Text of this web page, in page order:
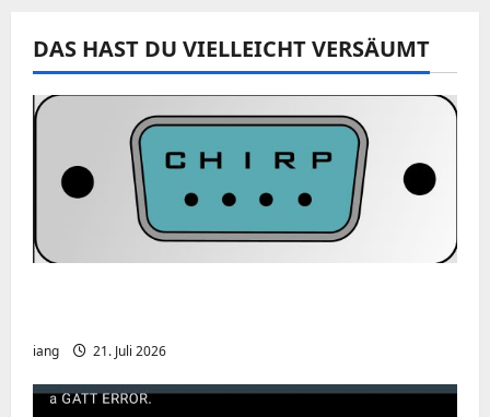
DAS HAST DU VIELLEICHT VERSÄUMT
iang 21. Juli 2026